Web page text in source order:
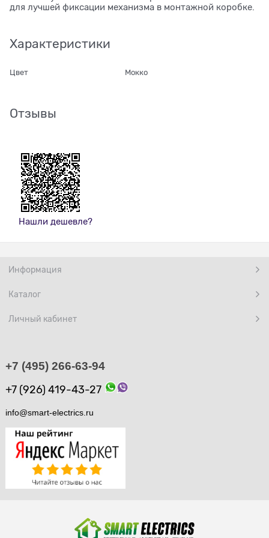
для лучшей фиксации механизма в монтажной коробке.
Характеристики
Цвет Мокко
Отзывы
Нашли дешевле?
Информация
Каталог
Личный кабинет
+7 (495) 266-63-94
+7 (926) 419-43-27
info@smart-electrics.ru